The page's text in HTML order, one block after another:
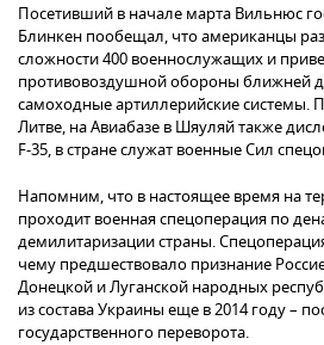
Посетивший в начале марта Вильнюс
Блинкен пообещал, что американцы
сложности 400 военнослужащих и
противовоздушной обороны ближней
самоходные артиллерийские системы.
Литве, на Авиабазе в Шяуляй также
F-35, в стране служат военные Сил
Напомним, что в настоящее время на
проходит военная спецоперация по
демилитаризации страны.
чему предшествовало признание
Донецкой и Луганской народных
из состава Украины еще в 2014 году –
государственного переворота.